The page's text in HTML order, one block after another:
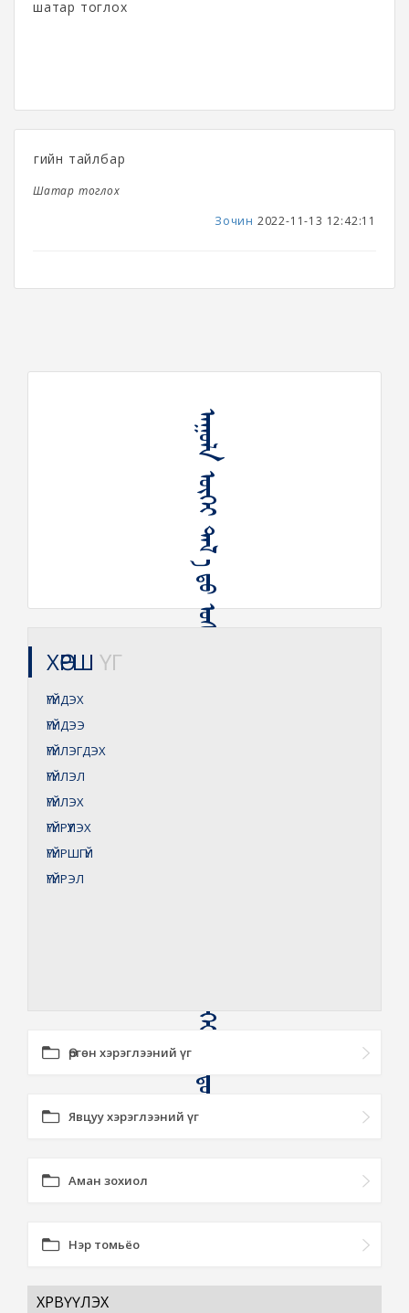
шатар тоглох
Үгийн тайлбар
Шатар тоглох
Зочин 2022-11-13 12:42:11
ᠠᠭᠤᠯᠠ ᠦᠭᠡᠢ ᠲᠠᠯ ᠠ ᠳᠤ ᠤᠰᠤ ᠦᠭᠡᠢ ᠴᠥᠯ ᠳᠤ ᠵᠠᠰᠠᠭ ᠦᠭᠡᠢ ᠨᠣᠶᠠᠨ ᠴᠢᠰᠤ ᠦᠭᠡᠢ ᠳᠠᠶᠢᠲᠤᠨ᠎ᠠ
ХӨРШ ҮГ
ҮГҮЙДЭХ
ҮГҮЙДЭЭ
ҮГҮЙЛЭГДЭХ
ҮГҮЙЛЭЛ
ҮГҮЙЛЭХ
ҮГҮЙРҮҮЛЭХ
ҮГҮЙРШГҮЙ
ҮГҮЙРЭЛ
Өргөн хэрэглээний үг
Явцуу хэрэглээний үг
Аман зохиол
Нэр томьёо
ХӨРВҮҮЛЭХ